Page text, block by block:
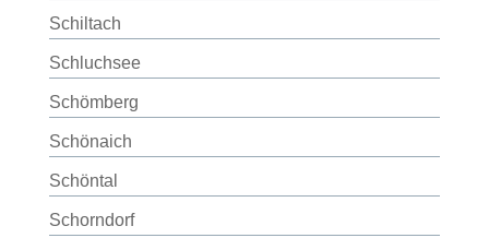
Schiltach
Schluchsee
Schömberg
Schönaich
Schöntal
Schorndorf